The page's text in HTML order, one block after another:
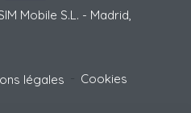
Mobile S.L. - Madrid,
légales Cookies